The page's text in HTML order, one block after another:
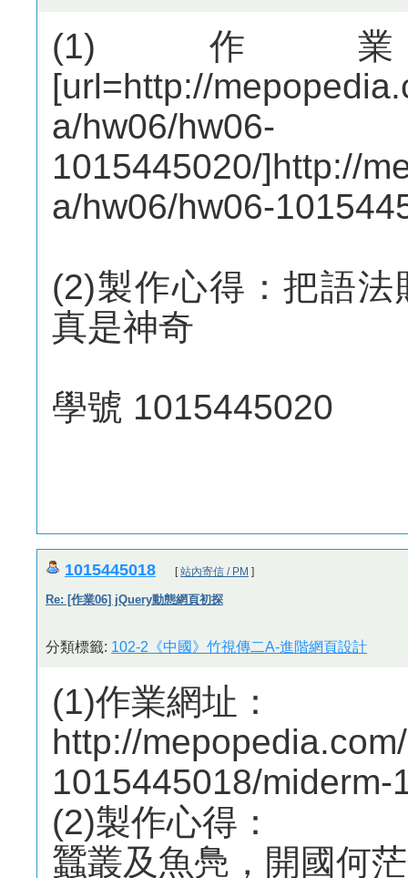
(1)作
[url=http://
a/hw06/hw06-
1015445020/]http://
a/hw06/hw06-
(2)製作心得：把語
真是神奇
學號 1015445020
1015445018 [站內寄信 / PM ]
Re: [作業06] jQuery動態網頁初探
分類標籤: 102-2《中國》竹視傳二A-進階網頁設計
(1)作業網址：
http://
1015445018/
(2)製作心得：
蠶叢及魚鳧，開國何